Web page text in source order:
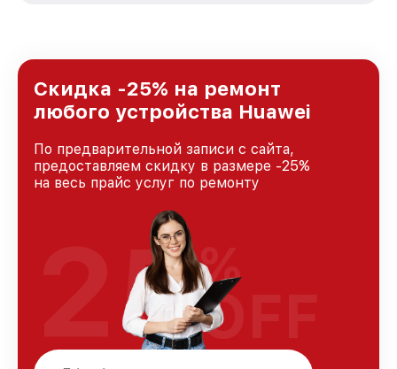
Москве, постоянно повышая уровень доверия
и лояльности наших клиентов.
Скидка -25% на ремонт
любого устройства Huawei
По предварительной записи с сайта,
предоставляем скидку в размере -25%
на весь прайс услуг по ремонту
25%
OFF